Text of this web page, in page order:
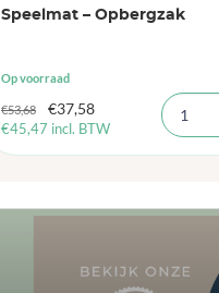
Speelmat – Opbergzak
Op voorraad
€53,68
Oorspronkelijke
prijs
was:
€37,58Huidige
prijs
is:
€45,47 incl. BTW